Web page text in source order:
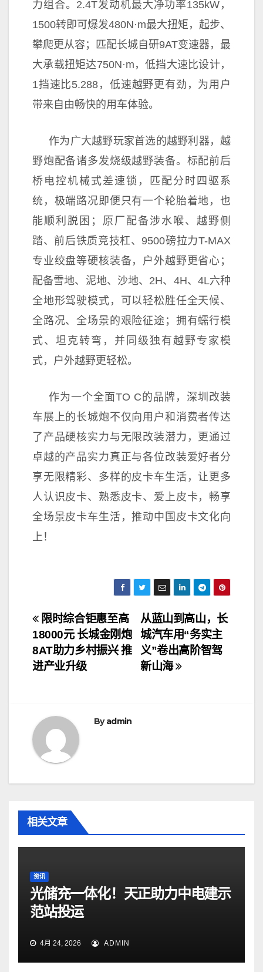
力组合。2.4T发动机最大净功率135kW，
1500转即可爆发480N·m最大扭矩，起步、
攀爬更从容；匹配长城自研9AT变速器，最
大承载扭矩达750N·m，低挡大速比设计，
1挡速比5.288，低速越野更有劲，为用户
带来自由畅快的用车体验。
作为广大越野玩家首选的越野利器，越
野炮配备诸多发烧级越野装备。标配前后
桥电控机械式差速锁，匹配分时四驱系
统，极端路况即便只有一个轮胎着地，也
能顺利脱困；原厂配备涉水喉、越野侧
踏、前后铁质竞技杠、9500磅拉力T-MAX
专业绞盘等硬核装备，户外越野更省心；
配备雪地、泥地、沙地、2H、4H、4L六种
全地形驾驶模式，可以轻松胜任全天候、
全路况、全场景的艰险征途；拥有蠕行模
式、坦克转弯，并同级独有越野专家模
式，户外越野更轻松。
作为一个全面TO C的品牌，深圳改装
车展上的长城炮不仅向用户和消费者传达
了产品硬核实力与无限改装潜力，更通过
卓越的产品实力真正与各位改装爱好者分
享无限精彩、多样的皮卡车生活，让更多
人认识皮卡、熟悉皮卡、爱上皮卡，畅享
全场景皮卡车生活，推动中国皮卡文化向
上！
文
章
导
从蓝山到高山，长
城汽车用“务实主
义”卷出高阶智驾
新山海
限时综合钜惠至高
18000元 长城金刚炮
8AT助力乡村振兴 推
进产业升级
Byadmin
相关文章
资讯
光储充一体化！天正助力中电建示
范站投运
4月 24, 2026 ADMIN